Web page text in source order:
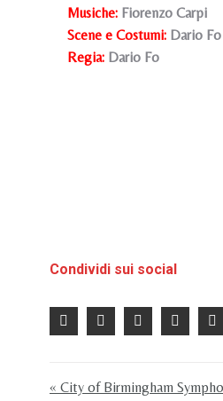
Musiche: Fiorenzo Carpi
Scene e Costumi: Dario Fo
Regia: Dario Fo
Condividi sui social
« City of Birmingham